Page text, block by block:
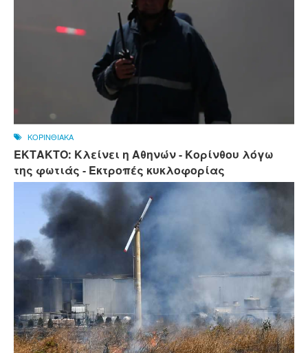
ΚΟΡΙΝΘΙΑΚΑ
ΕΚΤΑΚΤΟ: Κλείνει η Αθηνών - Κορίνθου λόγω
της φωτιάς - Εκτροπές κυκλοφορίας